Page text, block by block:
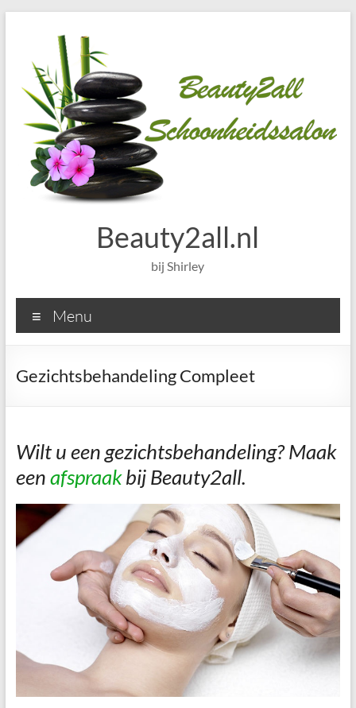
inhoud
Beauty2all.nl
bij Shirley
Menu
Gezichtsbehandeling Compleet
Wilt u een gezichtsbehandeling? Maak
eenafspraakbij Beauty2all.